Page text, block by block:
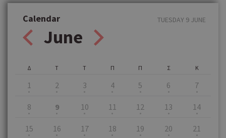
Calendar
June
TUESDAY 9 JUNE
Δ
1
Τ
2
Τ
3
Π
4
Π
5
Σ
6
Κ
7
8 9 10 11 12 13 14
15 16 17 18 19 20 21